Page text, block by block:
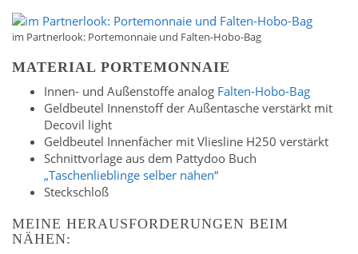
im Partnerlook: Portemonnaie und Falten-Hobo-Bag
MATERIAL PORTEMONNAIE
Innen- und Außenstoffe analog Falten-Hobo-Bag
Geldbeutel Innenstoff der Außentasche verstärkt mit
Decovil light
Geldbeutel Innenfächer mit Vliesline H250 verstärkt
Schnittvorlage aus dem Pattydoo Buch
„Taschenlieblinge selber nähen“
Steckschloß
MEINE HERAUSFORDERUNGEN BEIM
NÄHEN: